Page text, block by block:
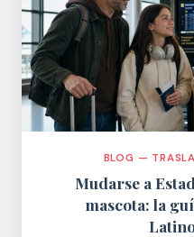
BLOG —
Mudarse a
mascota: la